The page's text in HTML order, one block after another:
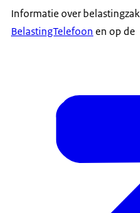
Informatie over
BelastingTelefoon en op de